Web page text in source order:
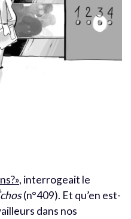
, interrogeait le
(n°409). Et qu’en est-
dans nos